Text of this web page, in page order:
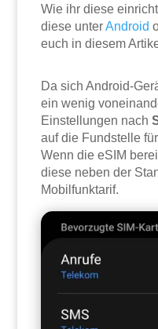
Wie ihr diese
diese unterAndroid
euch in diesem
Da sich Android-
ein wenig
Einstellungen nach
auf die Fundstelle
Wenn die eSIM
diese neben der
Mobilfunktarif.